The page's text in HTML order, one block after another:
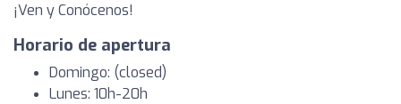
¡Ven y Conócenos!
Horario de apertura
Domingo: (closed)
Lunes: 10h-20h